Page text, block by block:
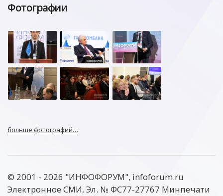
Фотографии
больше фотографий…
© 2001 - 2026 "ИНФОФОРУМ", infoforum.ru
Электронное СМИ, Эл. № ФС77-27767 Минпечати